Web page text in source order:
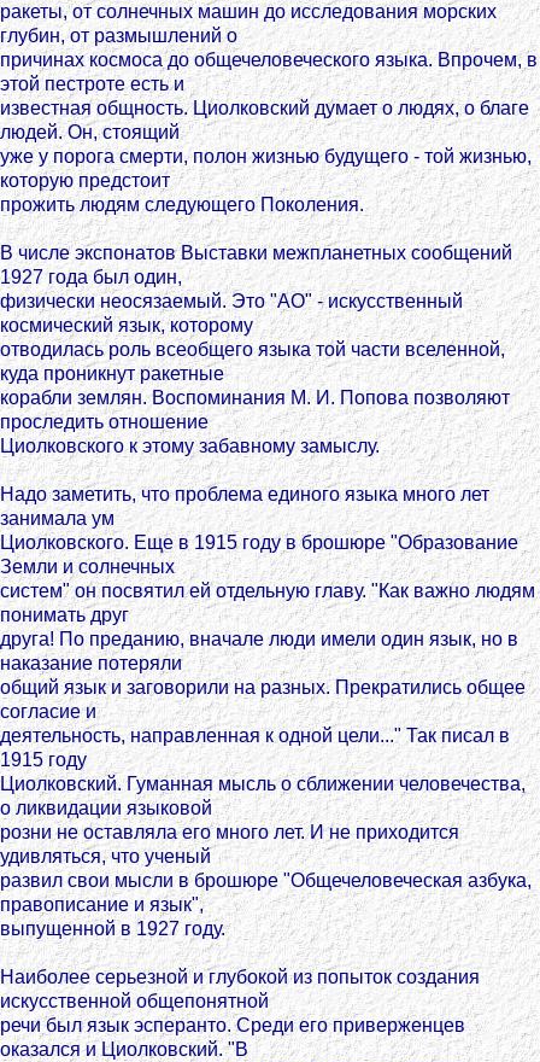
ракеты, от солнечных машин до исследования морских
глубин, от размышлений о
причинах космоса до общечеловеческого языка. Впрочем, в
этой пестроте есть и
известная общность. Циолковский думает о людях, о благе
людей. Он, стоящий
уже у порога смерти, полон жизнью будущего - той жизнью,
которую предстоит
прожить людям следующего Поколения.
В числе экспонатов Выставки межпланетных сообщений
1927 года был один,
физически неосязаемый. Это "АО" - искусственный
космический язык, которому
отводилась роль всеобщего языка той части вселенной,
куда проникнут ракетные
корабли землян. Воспоминания М. И. Попова позволяют
проследить отношение
Циолковского к этому забавному замыслу.
Надо заметить, что проблема единого языка много лет
занимала ум
Циолковского. Еще в 1915 году в брошюре "Образование
Земли и солнечных
систем" он посвятил ей отдельную главу. "Как важно людям
понимать друг
друга! По преданию, вначале люди имели один язык, но в
наказание потеряли
общий язык и заговорили на разных. Прекратились общее
согласие и
деятельность, направленная к одной цели..." Так писал в
1915 году
Циолковский. Гуманная мысль о сближении человечества,
о ликвидации языковой
розни не оставляла его много лет. И не приходится
удивляться, что ученый
развил свои мысли в брошюре "Общечеловеческая азбука,
правописание и язык",
выпущенной в 1927 году.
Наиболее серьезной и глубокой из попыток создания
искусственной общепонятной
речи был язык эсперанто. Среди его приверженцев
оказался и Циолковский. "В